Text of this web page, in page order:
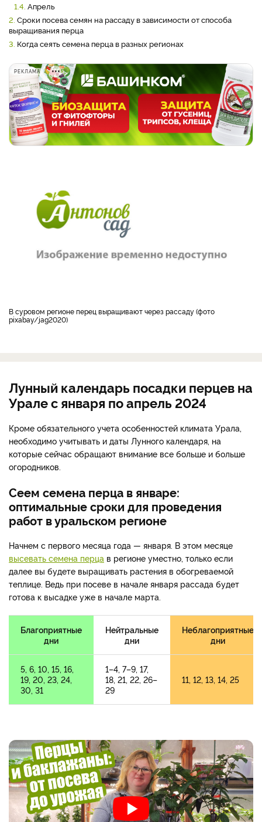
1.4. Апрель
2. Сроки посева семян на рассаду в зависимости от способа
выращивания перца
3. Когда сеять семена перца в разных регионах
РЕКЛАМА
В суровом регионе перец выращивают через рассаду (фото
pixabay/jag2020)
Лунный календарь посадки перцев на
Урале с января по апрель 2024
Кроме обязательного учета особенностей климата Урала,
необходимо учитывать и даты Лунного календаря, на
которые сейчас обращают внимание все больше и больше
огородников.
Сеем семена перца в январе:
оптимальные сроки для проведения
работ в уральском регионе
Начнем с первого месяца года — января. В этом месяце
высевать семена перца в регионе уместно, только если
далее вы будете выращивать растения в обогреваемой
теплице. Ведь при посеве в начале января рассада будет
готова к высадке уже в начале марта.
Благоприятные
дни
Нейтральные
дни
Неблагоприятные
дни
5, 6, 10, 15, 16,
19, 20, 23, 24,
30, 31
1–4, 7–9, 17,
18, 21, 22, 26–
29
11, 12, 13, 14, 25